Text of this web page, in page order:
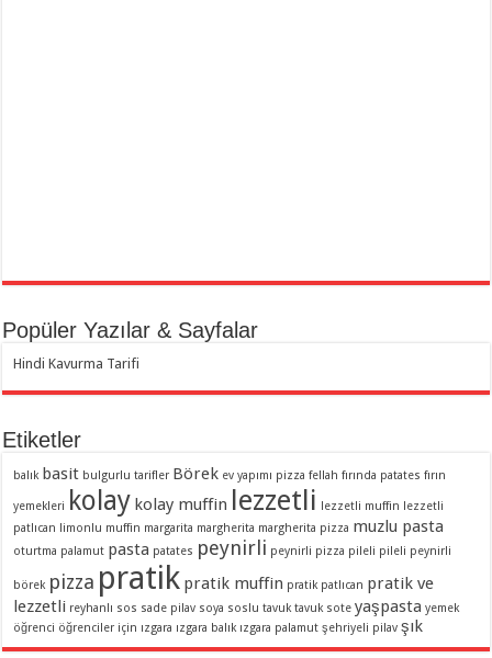
Popüler Yazılar & Sayfalar
Hindi Kavurma Tarifi
Etiketler
balık basit bulgurlu tarifler Börek ev yapımı pizza fellah fırında patates fırın
yemekleri kolay kolay muffin lezzetli lezzetli muffin lezzetli
patlıcan limonlu muffin margarita margherita margherita pizza muzlu pasta
oturtma palamut pasta patates peynirli peynirli pizza pileli pileli peynirli
börek pizza pratik pratik muffin pratik patlıcan pratik ve
lezzetli reyhanlı sos sade pilav soya soslu tavuk tavuk sote yaşpasta yemek
öğrenci öğrenciler için ızgara ızgara balık ızgara palamut şehriyeli pilav şık